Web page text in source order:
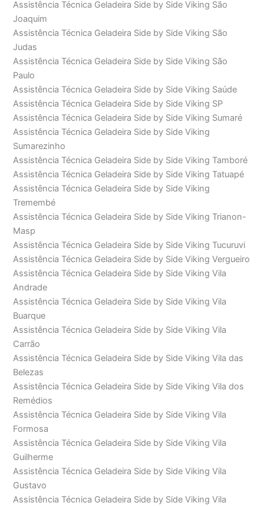
Assistência Técnica Geladeira Side by Side Viking São
Joaquim
Assistência Técnica Geladeira Side by Side Viking São
Judas
Assistência Técnica Geladeira Side by Side Viking São
Paulo
Assistência Técnica Geladeira Side by Side Viking Saúde
Assistência Técnica Geladeira Side by Side Viking SP
Assistência Técnica Geladeira Side by Side Viking Sumaré
Assistência Técnica Geladeira Side by Side Viking
Sumarezinho
Assistência Técnica Geladeira Side by Side Viking Tamboré
Assistência Técnica Geladeira Side by Side Viking Tatuapé
Assistência Técnica Geladeira Side by Side Viking
Tremembé
Assistência Técnica Geladeira Side by Side Viking Trianon-
Masp
Assistência Técnica Geladeira Side by Side Viking Tucuruvi
Assistência Técnica Geladeira Side by Side Viking Vergueiro
Assistência Técnica Geladeira Side by Side Viking Vila
Andrade
Assistência Técnica Geladeira Side by Side Viking Vila
Buarque
Assistência Técnica Geladeira Side by Side Viking Vila
Carrão
Assistência Técnica Geladeira Side by Side Viking Vila das
Belezas
Assistência Técnica Geladeira Side by Side Viking Vila dos
Remédios
Assistência Técnica Geladeira Side by Side Viking Vila
Formosa
Assistência Técnica Geladeira Side by Side Viking Vila
Guilherme
Assistência Técnica Geladeira Side by Side Viking Vila
Gustavo
Assistência Técnica Geladeira Side by Side Viking Vila